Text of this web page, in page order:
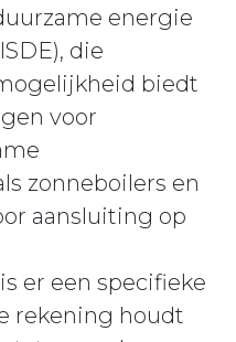
energie
die
biedt
voor
zonneboilers en
aansluiting op
er een specifieke
rekening houdt